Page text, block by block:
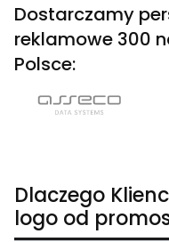
Dostarczamy
reklamowe 300
Polsce:
Dlaczego
logo od